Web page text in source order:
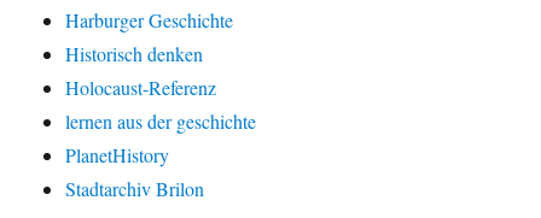
Harburger Geschichte
Historisch denken
Holocaust-Referenz
lernen aus der geschichte
PlanetHistory
Stadtarchiv Brilon